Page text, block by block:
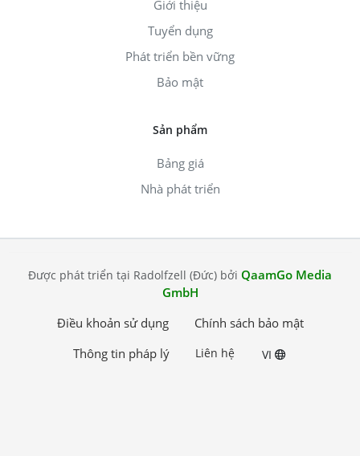
Giới thiệu
Tuyển dụng
Phát triển bền vững
Bảo mật
Sản phẩm
Bảng giá
Nhà phát triển
Được phát triển tại Radolfzell (Đức) bởi QaamGo Media
GmbH
Điều khoản sử dụng
Chính sách bảo mật
Thông tin pháp lý
Liên hệ VI